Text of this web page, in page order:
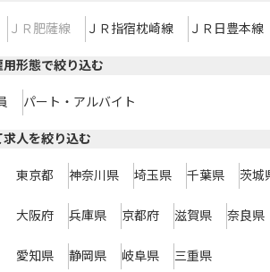
ＪＲ肥薩線 ＪＲ指宿枕崎線 ＪＲ日豊本線
形態で絞り込む
パート・アルバイト
人を絞り込む
東京都 神奈川県 埼玉県 千葉県 茨城
大阪府 兵庫県 京都府 滋賀県 奈良県
愛知県 静岡県 岐阜県 三重県